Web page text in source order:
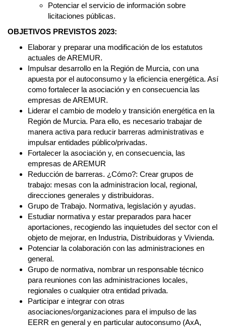
Potenciar el servicio de información sobre
licitaciones públicas.
OBJETIVOS PREVISTOS 2023:
Elaborar y preparar una modificación de los estatutos
actuales de AREMUR.
Impulsar desarrollo en la Región de Murcia, con una
apuesta por el autoconsumo y la eficiencia energética. Así
como fortalecer la asociación y en consecuencia las
empresas de AREMUR.
Liderar el cambio de modelo y transición energética en la
Región de Murcia. Para ello, es necesario trabajar de
manera activa para reducir barreras administrativas e
impulsar entidades público/privadas.
Fortalecer la asociación y, en consecuencia, las
empresas de AREMUR
Reducción de barreras. ¿Cómo?: Crear grupos de
trabajo: mesas con la administracion local, regional,
direcciones generales y distribuidoras.
Grupo de Trabajo. Normativa, legislación y ayudas.
Estudiar normativa y estar preparados para hacer
aportaciones, recogiendo las inquietudes del sector con el
objeto de mejorar, en Industria, Distribuidoras y Vivienda.
Potenciar la colaboración con las administraciones en
general.
Grupo de normativa, nombrar un responsable técnico
para reuniones con las administraciones locales,
regionales o cualquier otra entidad privada.
Participar e integrar con otras
asociaciones/organizaciones para el impulso de las
EERR en general y en particular autoconsumo (AxA,